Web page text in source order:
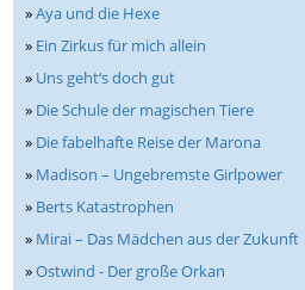
»Aya und die Hexe
» Ein Zirkus für mich allein
» Uns geht‘s doch gut
» Die Schule der magischen Tiere
» Die fabelhafte Reise der Marona
» Madison – Ungebremste Girlpower
» Berts Katastrophen
» Mirai – Das Mädchen aus der Zukunft
»Ostwind - Der große Orkan